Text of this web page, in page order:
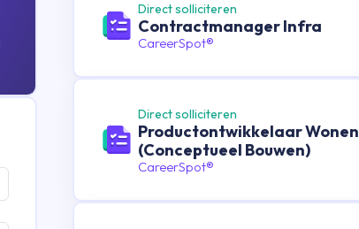
Direct solliciteren
Contractmanager Infra
CareerSpot®
Direct solliciteren
Productontwikkelaar Wonen
(Conceptueel Bouwen)
CareerSpot®